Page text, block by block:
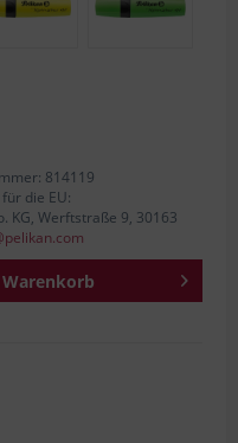
814119
die EU:
KG, Werftstraße 9, 30163
Warenkorb